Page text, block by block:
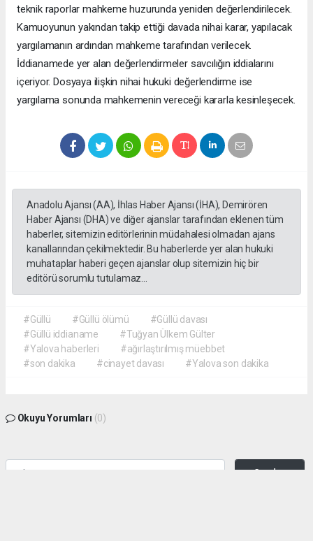
teknik raporlar mahkeme huzurunda yeniden değerlendirilecek.
Kamuoyunun yakından takip ettiği davada nihai karar, yapılacak
yargılamanın ardından mahkeme tarafından verilecek.
İddianamede yer alan değerlendirmeler savcılığın iddialarını
içeriyor. Dosyaya ilişkin nihai hukuki değerlendirme ise
yargılama sonunda mahkemenin vereceği kararla kesinleşecek.
Anadolu Ajansı (AA), İhlas Haber Ajansı (İHA), Demirören
Haber Ajansı (DHA) ve diğer ajanslar tarafından eklenen tüm
haberler, sitemizin editörlerinin müdahalesi olmadan ajans
kanallarından çekilmektedir. Bu haberlerde yer alan hukuki
muhataplar haberi geçen ajanslar olup sitemizin hiç bir
editörü sorumlu tutulamaz...
#Güllü #Güllü ölümü
#Güllü davası
#Güllü iddianame
#Tuğyan Ülkem Gülter
#Yalova haberleri
#ağırlaştırılmış müebbet
#son dakika
#cinayet davası #Yalova son dakika
Okuyu Yorumları (0)
Gonder